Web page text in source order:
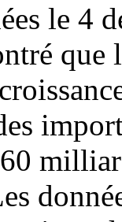
le 4
que